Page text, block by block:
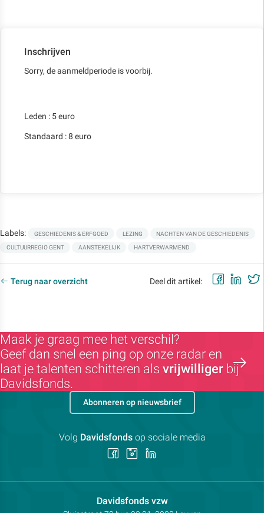
Inschrijven
Sorry, de aanmeldperiode is voorbij.
Leden : 5 euro
Standaard : 8 euro
Labels: GESCHIEDENIS & ERFGOED LEZING NACHTEN VAN DE GESCHIEDENIS
CULTUURREGIO GENT AANSTEKELIJK HARTVERWARMEND
Terug naar overzicht Deel dit artikel:
Maak je graag mee het verschil?
Geef dan snel een ping op onze radar en
laat je talenten schitteren als vrijwilliger bij
Davidsfonds.
Davidsfonds vzwContactpersoon:
Abonneren op nieuwsbrief
Volg Davidsfondsop sociale media
Volg Volg